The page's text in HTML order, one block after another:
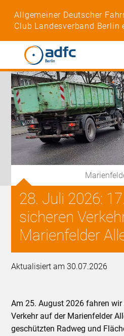
Allgemeiner Deutscher
Club Landesverband Berlin
28. Juli 2026:
sicheren
Marienfelder
Aktualisiert am 30.07.2026
Am 25. August 2026 fahren
Verkehr auf der Marienfelder
geschützten Radweg und